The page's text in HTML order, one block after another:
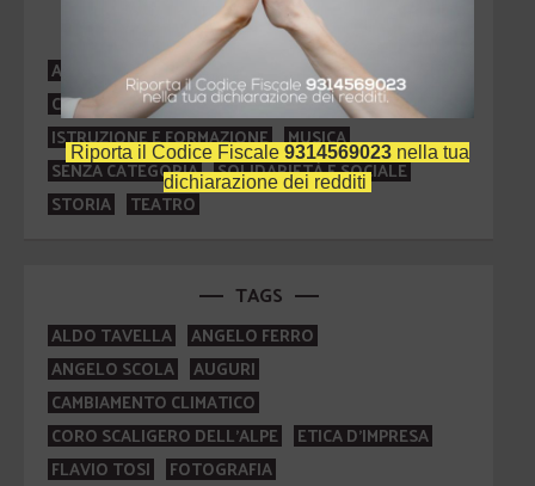
CATEGORIE
ARTE E CULTURA ATTUALITÀ AUTORI
CINEMA
CONVEGNI
INNOVAZIONE E RICERCA
ISTRUZIONE E FORMAZIONE
MUSICA
SENZA CATEGORIA
SOLIDARIETÀ E SOCIALE
STORIA
TEATRO
TAGS
ALDO TAVELLA
ANGELO FERRO
ANGELO SCOLA
AUGURI
CAMBIAMENTO CLIMATICO
CORO SCALIGERO DELL'ALPE
ETICA D'IMPRESA
FLAVIO TOSI
FOTOGRAFIA
Riporta il Codice Fiscale 9314569023 nella tua
dichiarazione dei redditi